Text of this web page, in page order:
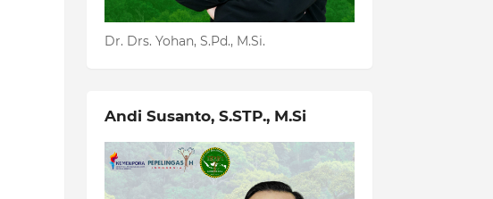
Dr. Drs. Yohan, S.Pd., M.Si.
Andi Susanto, S.STP., M.Si